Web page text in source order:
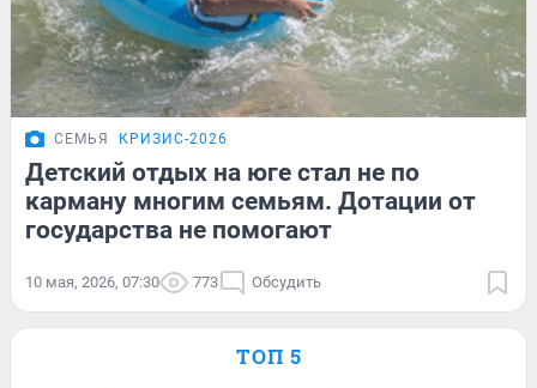
СЕМЬЯ КРИЗИС-2026
Детский отдых на юге стал не по
карману многим семьям. Дотации от
государства не помогают
10 мая, 2026, 07:30 773 Обсудить
ТОП 5